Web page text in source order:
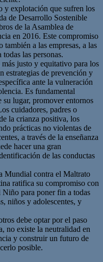
y explotación que sufren los
de Desarrollo Sostenible
de la Asamblea de
en 2016. Este compromiso
también a las empresas, a las
las personas.
justo y equitativo para los
estrategias de prevención y
ante la vulneración
Es fundamental
su lugar, promover entornos
cuidadores, padres o
la crianza positiva, los
prácticas no violentas de
a través de la enseñanza
hacer una gran
de las conductas
Mundial contra el Maltrato
ratifica su compromiso con
para poner fin a todas
niños y adolescentes, y
debe optar por el paso
no existe la neutralidad en
y construir un futuro de
posible.